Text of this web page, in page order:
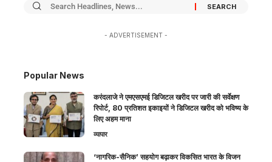
- ADVERTISEMENT -
Popular News
करंदलाजे ने एमएसएमई डिजिटल खरीद पर जारी की सर्वेक्षण
रिपोर्ट, 80 प्रतिशत इकाइयों ने डिजिटल खरीद को भविष्य के
लिए अहम माना
व्यापार
‘नागरिक-सैनिक’ सहयोग बढ़ाकर विकसित भारत के विजन